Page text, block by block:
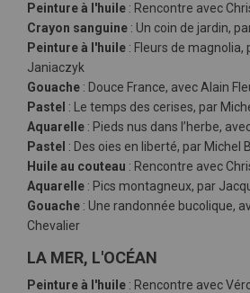
Peinture à l'huile : Rencontre avec
Crayon sanguine : Un coin de jardin,
Peinture à l'huile : Fleurs de
Janiaczyk
Gouache : Douce France, avec Alain
Pastel : Le temps des cerises, par
Aquarelle : Pieds nus dans l’herbe,
Pastel : Des oies en liberté, par Michel
Huile au couteau : Rencontre avec
Aquarelle : Pics montagneux, par
Gouache : Une randonnée bucolique,
Chevalier
LA MER, L'OCÉAN
Peinture à l'huile : Rencontre avec